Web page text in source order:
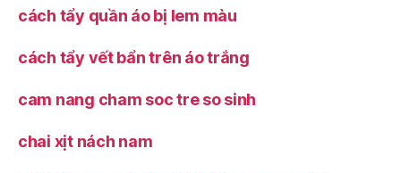
cách tẩy quần áo bị lem màu
cách tẩy vết bẩn trên áo trắng
cam nang cham soc tre so sinh
chai xịt nách nam